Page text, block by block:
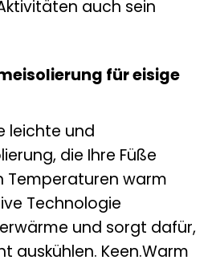
auch sein
für eisige
leichte und
die Ihre Füße
Temperaturen warm
Technologie
und sorgt dafür,
auskühlen. Keen.Warm